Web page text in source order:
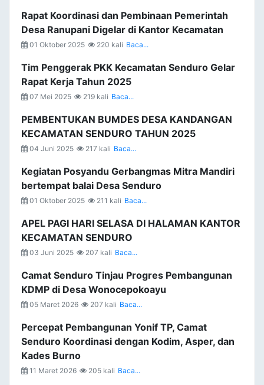
Rapat Koordinasi dan Pembinaan Pemerintah
Desa Ranupani Digelar di Kantor Kecamatan
01 Oktober 2025 220 kali Baca...
Tim Penggerak PKK Kecamatan Senduro Gelar
Rapat Kerja Tahun 2025
07 Mei 2025 219 kali Baca...
PEMBENTUKAN BUMDES DESA KANDANGAN
KECAMATAN SENDURO TAHUN 2025
04 Juni 2025 217 kali Baca...
Kegiatan Posyandu Gerbangmas Mitra Mandiri
bertempat balai Desa Senduro
01 Oktober 2025 211 kali Baca...
APEL PAGI HARI SELASA DI HALAMAN KANTOR
KECAMATAN SENDURO
03 Juni 2025 207 kali Baca...
Camat Senduro Tinjau Progres Pembangunan
KDMP di Desa Wonocepokoayu
05 Maret 2026 207 kali Baca...
Percepat Pembangunan Yonif TP, Camat
Senduro Koordinasi dengan Kodim, Asper, dan
Kades Burno
11 Maret 2026 205 kali Baca...